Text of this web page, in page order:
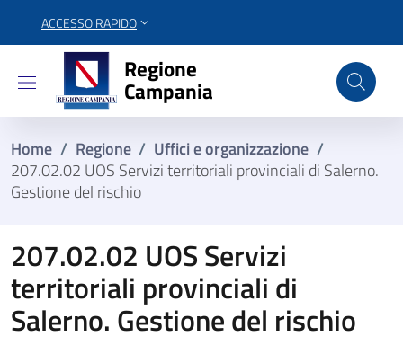
ACCESSO RAPIDO
Regione Campania
Regione
Campania
Home / Regione / Uffici e organizzazione /
207.02.02 UOS Servizi territoriali provinciali di Salerno.
Gestione del rischio
207.02.02 UOS Servizi
territoriali provinciali di
Salerno. Gestione del rischio